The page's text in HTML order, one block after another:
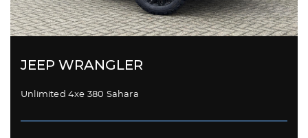
JEEP WRANGLER
Unlimited 4xe 380 Sahara